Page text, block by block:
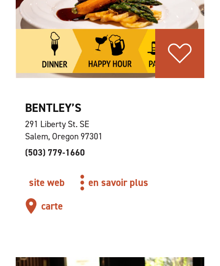
BENTLEY’S
291 Liberty St. SE
Salem, Oregon 97301
(503) 779-1660
site web
en savoir plus
carte